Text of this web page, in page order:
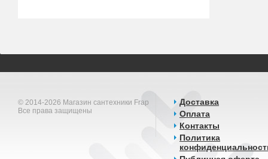
© 2014-2026 Магазин сантехники Frap
Все права защищены
Доставка
Оплата
Контакты
Политика